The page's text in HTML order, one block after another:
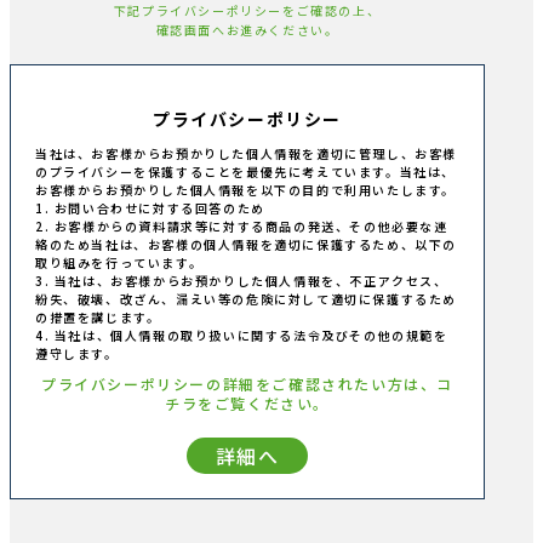
下記プライバシーポリシーをご確認の上、
確認画面へお進みください。
プライバシーポリシー
当社は、お客様からお預かりした個人情報を適切に管理し、お客様
のプライバシーを保護することを最優先に考えています。当社は、
お客様からお預かりした個人情報を以下の目的で利用いたします。
1. お問い合わせに対する回答のため
2. お客様からの資料請求等に対する商品の発送、その他必要な連
絡のため当社は、お客様の個人情報を適切に保護するため、以下の
取り組みを行っています。
3. 当社は、お客様からお預かりした個人情報を、不正アクセス、
紛失、破壊、改ざん、漏えい等の危険に対して適切に保護するため
の措置を講じます。
4. 当社は、個人情報の取り扱いに関する法令及びその他の規範を
遵守します。
プライバシーポリシーの詳細をご確認されたい方は、コ
チラをご覧ください。
詳細へ